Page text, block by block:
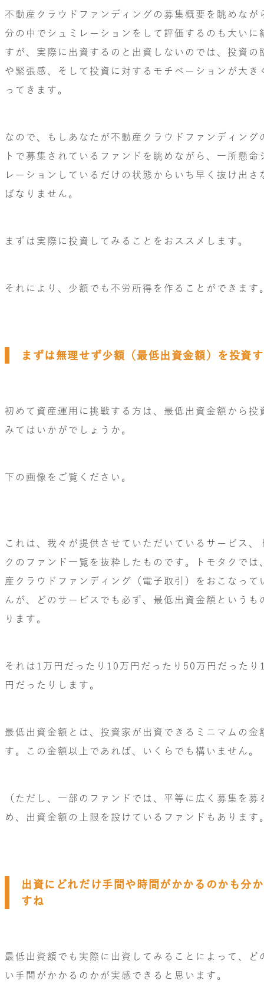
不動産クラウドファンディングの募集概要を眺めなが
分の中でシュミレーションをして評価するのも大いに
すが、実際に出資するのと出資しないのでは、投資の
や緊張感、そして投資に対するモチベーションが大き
ってきます。
なので、もしあなたが不動産クラウドファンディング
トで募集されているファンドを眺めながら、一所懸命
レーションしているだけの状態からいち早く抜け出さ
ばなりません。
まずは実際に投資してみることをおススメします。
それにより、少額でも不労所得を作ることができます
まずは無理せず少額（最低出資金額）を投資
初めて資産運用に挑戦する方は、最低出資金額から投
みてはいかがでしょうか。
下の画像をご覧ください。
これは、我々が提供させていただいているサービス、
クのファンド一覧を抜粋したものです。トモタクでは
産クラウドファンディング（電子取引）をおこなって
んが、どのサービスでも必ず、最低出資金額というも
ります。
それは1万円だったり10万円だったり50万円だったり
円だったりします。
最低出資金額とは、投資家が出資できるミニマムの金
す。この金額以上であれば、いくらでも構いません。
（ただし、一部のファンドでは、平等に広く募集を募
め、出資金額の上限を設けているファンドもあります
出資にどれだけ手間や時間がかかるのかも分
すね
最低出資額でも実際に出資してみることによって、ど
い手間がかかるのかが実感できると思います。